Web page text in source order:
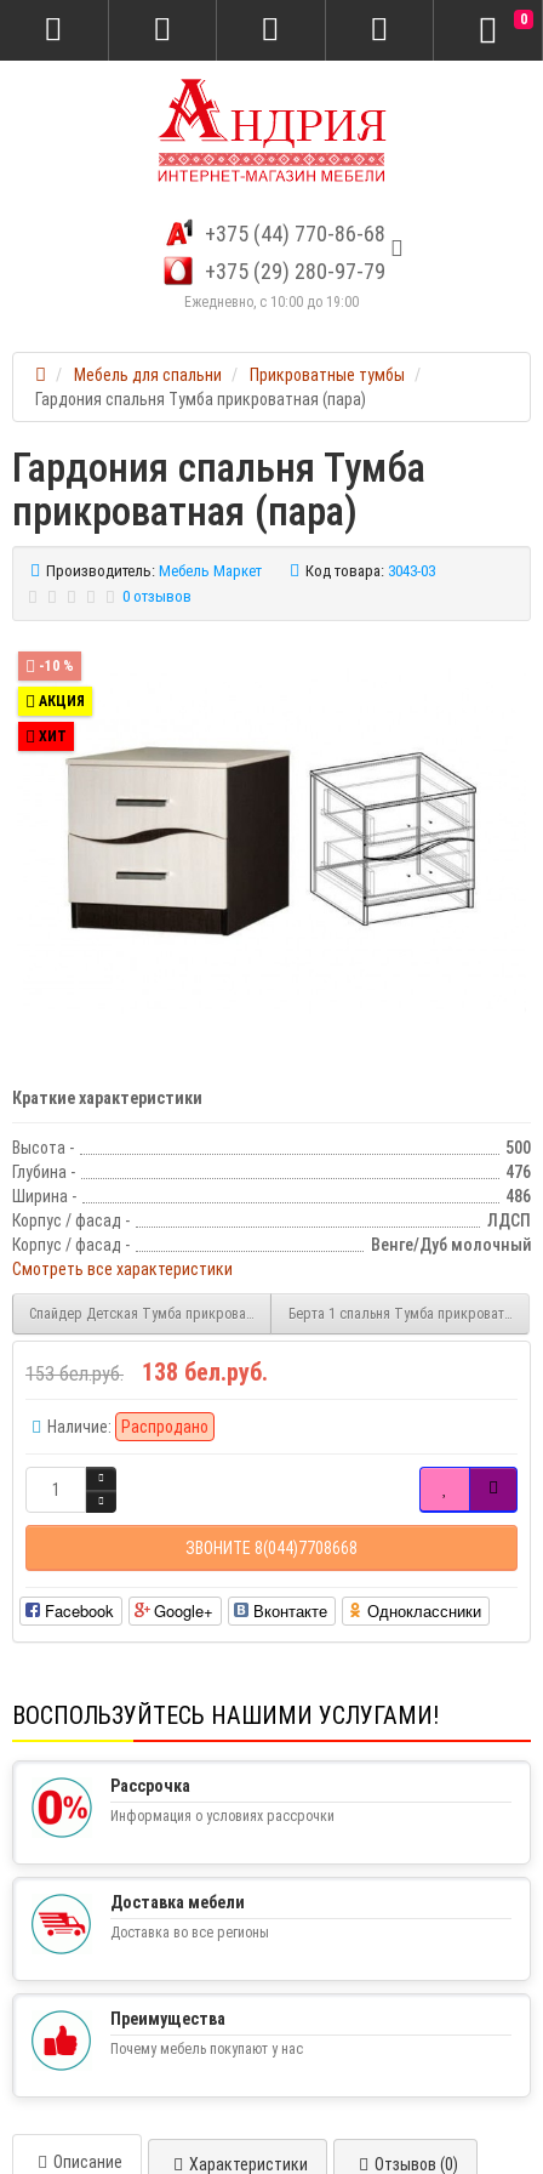
+375 (44) 770-86-68
+375 (29) 280-97-79
Ежедневно, с 10:00 до 19:00
0
Мебель для спальни
Прикроватные тумбы
Гардония спальня Тумба прикроватная (пара)
Гардония спальня Тумба
прикроватная (пара)
Производитель: Мебель Маркет Код товара: 3043-03
0 отзывов
-10 %
АКЦИЯ
ХИТ
Краткие характеристики
Высота -
500
Глубина -
476
Ширина -
486
Корпус / фасад -
ЛДСП
Корпус / фасад -
Венге/Дуб молочный
Смотреть все характеристики
Спайдер Детская Тумба прикроватная Берта 1 спальня Тумба прикроватная
153 бел.руб. 138 бел.руб.
Наличие: Распродано
ЗВОНИТЕ 8(044)7708668
Facebook Google+ Вконтакте Одноклассники
ВОСПОЛЬЗУЙТЕСЬ НАШИМИ УСЛУГАМИ!
Рассрочка
Информация о условиях рассрочки
Доставка мебели
Доставка во все регионы
Преимущества
Почему мебель покупают у нас
Описание Характеристики Отзывов (0)